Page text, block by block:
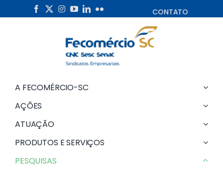
to
CONTATO
A FECOMÉRCIO-SC
AÇÕES
ATUAÇÃO
PRODUTOS E SERVIÇOS
PESQUISAS